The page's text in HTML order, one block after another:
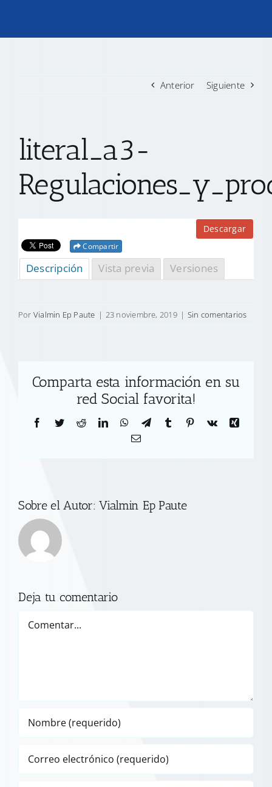
TRANSPARENCIA
CONTACTO
Anterior Siguiente
literal_a3-
Descargar
Compartir
Descripción Vista previa Versiones
Por Vialmin Ep Paute | 23 noviembre, 2019 | Sin comentarios
Comparta esta información en su
red Social favorita!
Facebook
TwitterRedditLinkedInWhatsApp
TelegramTumblr Pinterest
Vk
Xing
Correo
Sobre el Autor:Vialmin Ep Paute
Deja tu comentario